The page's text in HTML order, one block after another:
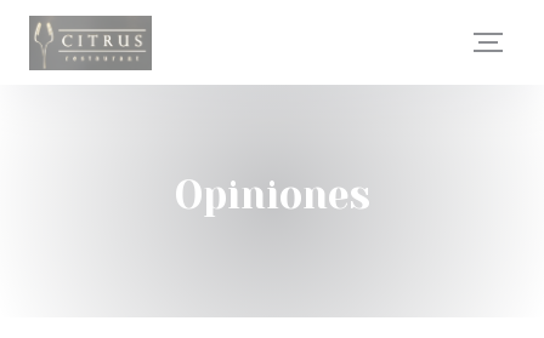
Personalización de sus opciones de cookies
Opiniones